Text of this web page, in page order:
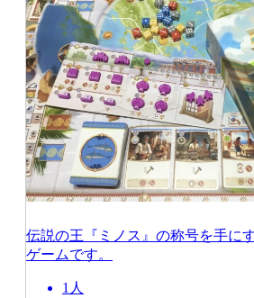
伝説の王『ミノス』の称号を手に
ゲームです。
1人